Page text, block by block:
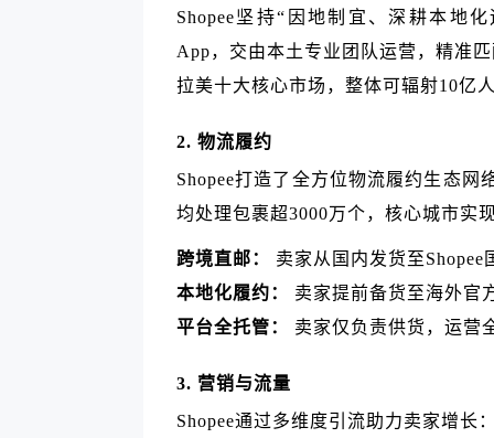
Shopee坚持“因地制宜、深耕本地
App，交由本土专业团队运营，精准
拉美十大核心市场，整体可辐射10亿
2. 物流履约
Shopee打造了全方位物流履约生态网
均处理包裹超3000万个，核心城市实
跨境直邮：
卖家从国内发货至
本地化履约：
卖家提前备货至海外官
平台全托管：
卖家仅负责供货，运营
3. 营销与流量
Shopee通过多维度引流助力卖家增长